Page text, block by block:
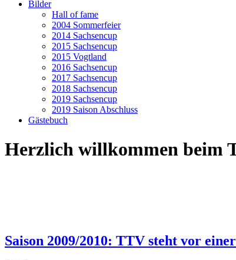
Bilder
Hall of fame
2004 Sommerfeier
2014 Sachsencup
2015 Sachsencup
2015 Vogtland
2016 Sachsencup
2017 Sachsencup
2018 Sachsencup
2019 Sachsencup
2019 Saison Abschluss
Gästebuch
Herzlich willkommen beim
Saison 2009/2010: TTV steht vor